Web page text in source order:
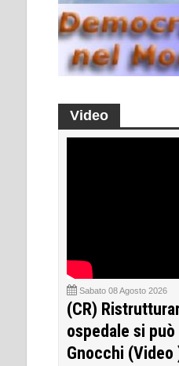
Video
Sabato 08 Agosto 2026
(CR)
ospedale si
Gnocchi (Video